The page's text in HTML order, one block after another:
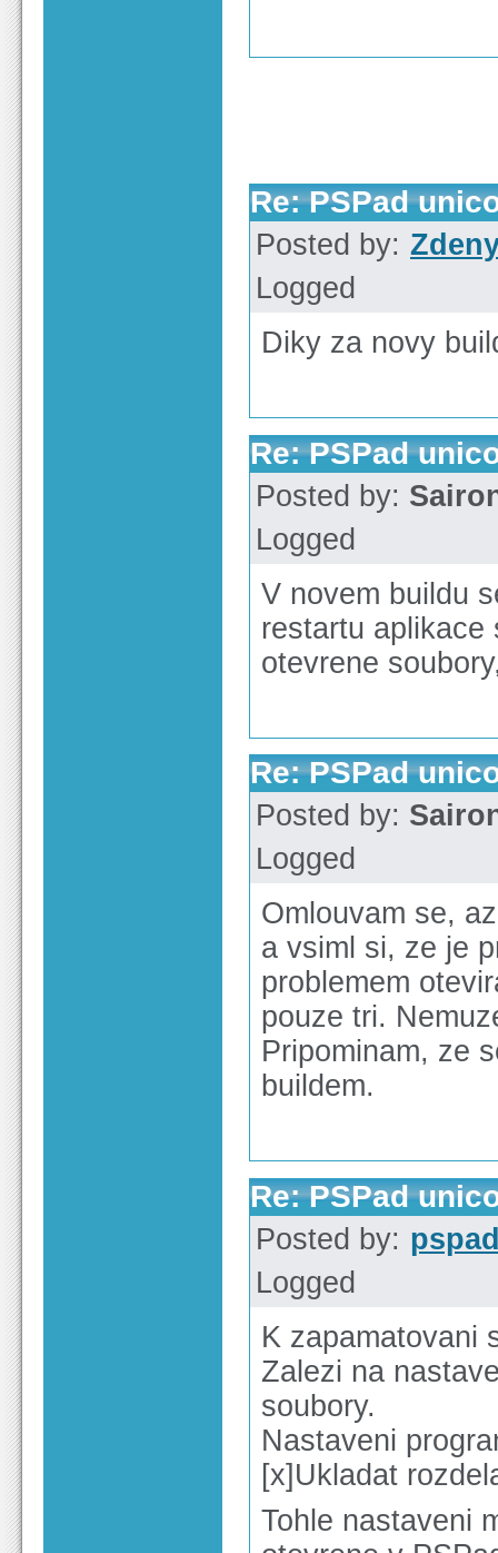
Re: PSPad
Posted by:
Logged
Diky za novy
Re: PSPad
Posted by:
Logged
V novem buildu
restartu aplikace
otevrene
Re: PSPad
Posted by:
Logged
Omlouvam se,
a vsiml si, ze je
problemem
pouze tri.
Pripominam, ze
buildem.
Re: PSPad
Posted by:
Logged
K zapamatovani
Zalezi na
soubory.
Nastaveni
[x]Ukladat
Tohle nastaveni